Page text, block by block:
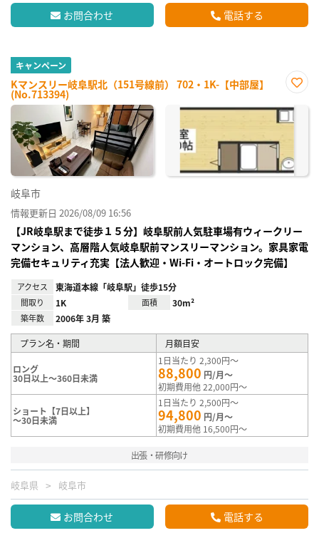
お問合わせ 電話する
キャンペーン
Kマンスリー岐阜駅北（151号線前） 702・1K-【中部屋】
(No.713394)
に入
り登
岐阜市
情報更新日 2026/08/09 16:56
【JR岐阜駅まで徒歩１５分】岐阜駅前人気駐車場有ウィークリー
マンション、高層階人気岐阜駅前マンスリーマンション。家具家電
完備セキュリティ充実【法人歓迎・Wi-Fi・オートロック完備】
アクセス 東海道本線「岐阜駅」徒歩15分
間取り 1K 面積 30m²
築年数 2006年 3月 築
プラン名・期間 月額目安
ロング
30日以上～360日未満
1日当たり 2,300円～
88,800 円/月～
初期費用他 22,000円～
ショート【7日以上】
～30日未満
1日当たり 2,500円～
94,800 円/月～
初期費用他 16,500円～
出張・研修向け
岐阜県 岐阜市
お問合わせ 電話する